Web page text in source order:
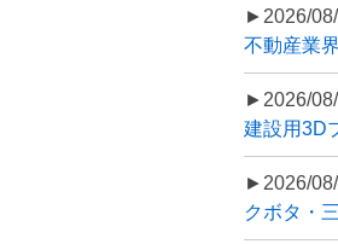
►2026/
不動産業
►2026/
建設用3D
►2026/
クボタ・